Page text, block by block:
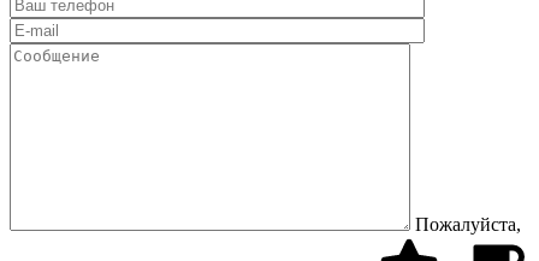
Пожалуйста,